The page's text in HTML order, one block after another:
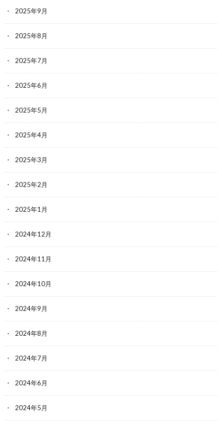
2025年9月
2025年8月
2025年7月
2025年6月
2025年5月
2025年4月
2025年3月
2025年2月
2025年1月
2024年12月
2024年11月
2024年10月
2024年9月
2024年8月
2024年7月
2024年6月
2024年5月